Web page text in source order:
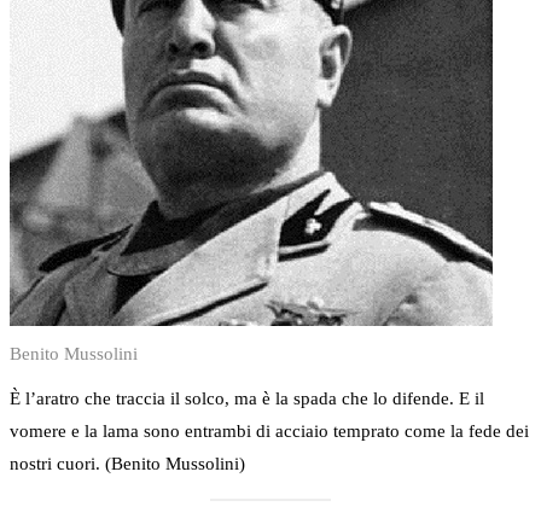
Benito Mussolini
È l’aratro che traccia il solco, ma è la spada che lo difende. E il
vomere e la lama sono entrambi di acciaio temprato come la fede dei
nostri cuori. (Benito Mussolini)